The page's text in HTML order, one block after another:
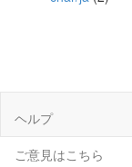
ヘルプ
ご意見はこちら